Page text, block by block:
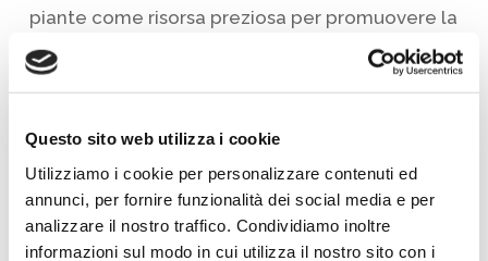
Questo sito web utilizza i cookie
Utilizziamo i cookie per personalizzare contenuti ed
annunci, per fornire funzionalità dei social media e per
analizzare il nostro traffico. Condividiamo inoltre
informazioni sul modo in cui utilizza il nostro sito con i
piante come risorsa preziosa per promuovere la
salute e il benessere in modo naturale e
armonioso.